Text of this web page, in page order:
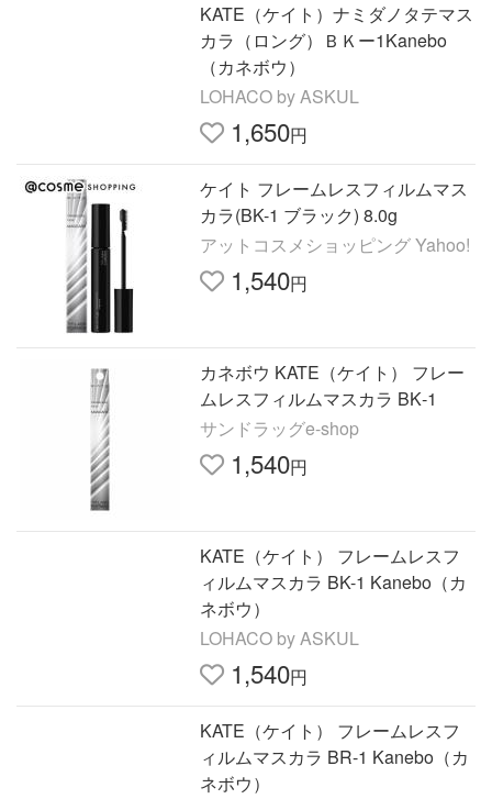
KATE（ケイト）ナミダノタテマス
カラ（ロング）ＢＫー1Kanebo
（カネボウ）
LOHACO by ASKUL
1,650円
ケイト フレームレスフィルムマス
カラ(BK-1 ブラック) 8.0g
アットコスメショッピング Yahoo!
1,540円
カネボウ KATE（ケイト） フレー
ムレスフィルムマスカラ BK‐1
サンドラッグe-shop
1,540円
KATE（ケイト） フレームレスフ
ィルムマスカラ BK-1 Kanebo（カ
ネボウ）
LOHACO by ASKUL
1,540円
KATE（ケイト） フレームレスフ
ィルムマスカラ BR-1 Kanebo（カ
ネボウ）